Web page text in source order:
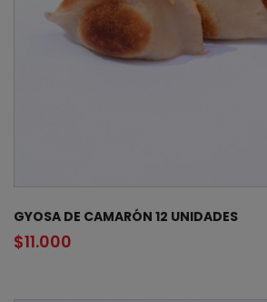
GYOSA DE CAMARÓN 12 UNIDADES
$11.000